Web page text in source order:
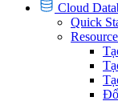
Cloud
Quick